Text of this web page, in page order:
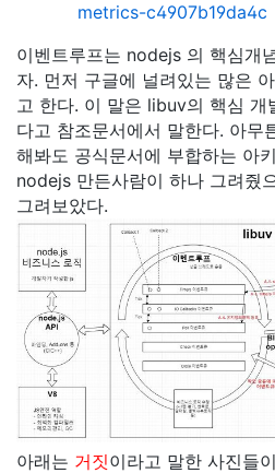
metrics-c4907b19da4c
이벤트루프는 nodejs 의 핵심개
자. 먼저 구글에 널려있는 많은
고 한다. 이 말은 libuv의 핵심
다고 참조문서에서 말한다. 아무
해봐도 공식문서에 부합하는 아
nodejs 만든사람이 하나 그려줬
그려보았다.
아래는 거짓이라고 말한 사진들